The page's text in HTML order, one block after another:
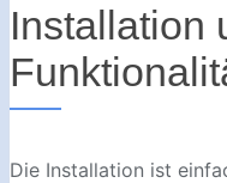
Installation
Die Installation ist